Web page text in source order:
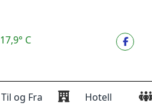
17,9° C
Til og Fra Hotell